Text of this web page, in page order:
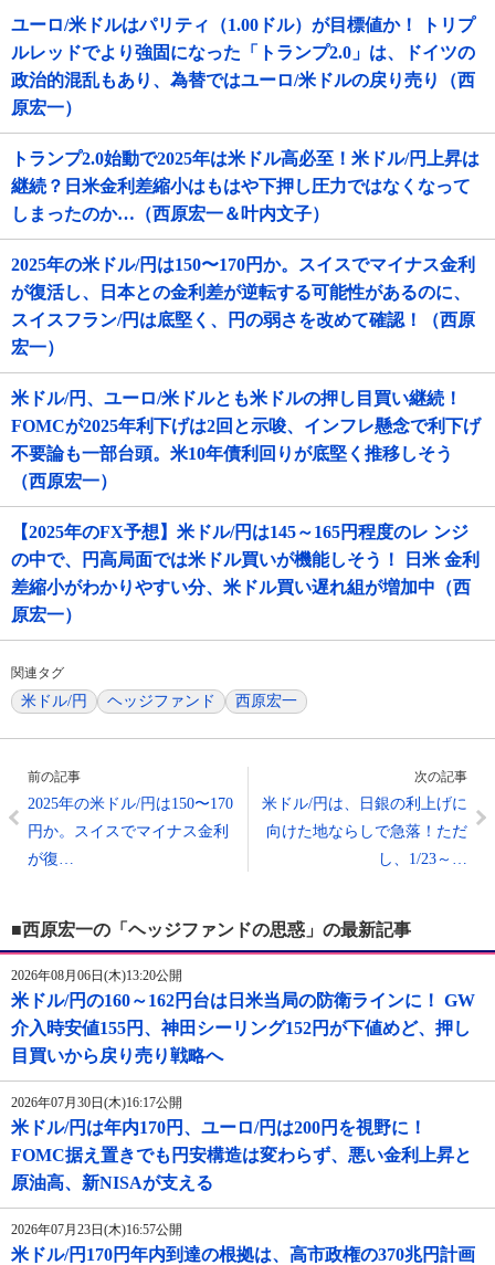
ユーロ/米ドルはパリティ（1.00ドル）が目標値か！ トリプ
ルレッドでより強固になった「トランプ2.0」は、ドイツの
政治的混乱もあり、為替ではユーロ/米ドルの戻り売り（西
原宏一）
トランプ2.0始動で2025年は米ドル高必至！米ドル/円上昇は
継続？日米金利差縮小はもはや下押し圧力ではなくなって
しまったのか…（西原宏一＆叶内文子）
2025年の米ドル/円は150〜170円か。スイスでマイナス金利
が復活し、日本との金利差が逆転する可能性があるのに、
スイスフラン/円は底堅く、円の弱さを改めて確認！（西原
宏一）
米ドル/円、ユーロ/米ドルとも米ドルの押し目買い継続！
FOMCが2025年利下げは2回と示唆、インフレ懸念で利下げ
不要論も一部台頭。米10年債利回りが底堅く推移しそう
（西原宏一）
【2025年のFX予想】米ドル/円は145～165円程度のレ ンジ
の中で、円高局面では米ドル買いが機能しそう！ 日米 金利
差縮小がわかりやすい分、米ドル買い遅れ組が増加中（西
原宏一）
関連タグ
米ドル/円 ヘッジファンド 西原宏一
前の記事
2025年の米ドル/円は150〜170
円か。スイスでマイナス金利
が復…
次の記事
米ドル/円は、日銀の利上げに
向けた地ならしで急落！ただ
し、1/23～…
■西原宏一の「ヘッジファンドの思惑」の最新記事
2026年08月06日(木)13:20公開
米ドル/円の160～162円台は日米当局の防衛ラインに！ GW
介入時安値155円、神田シーリング152円が下値めど、押し
目買いから戻り売り戦略へ
2026年07月30日(木)16:17公開
米ドル/円は年内170円、ユーロ/円は200円を視野に！
FOMC据え置きでも円安構造は変わらず、悪い金利上昇と
原油高、新NISAが支える
2026年07月23日(木)16:57公開
米ドル/円170円年内到達の根拠は、高市政権の370兆円計画